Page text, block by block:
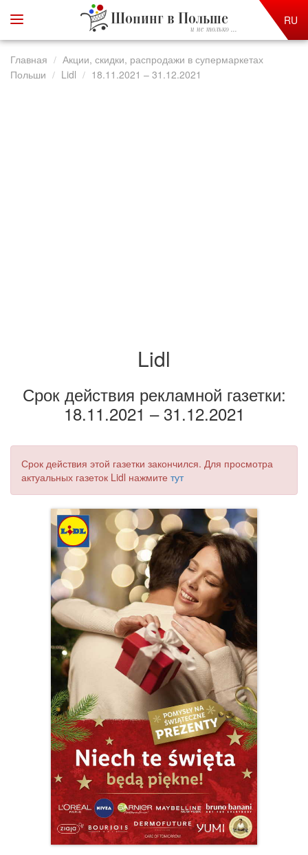
Шопинг в Польше
и не только ...
RU
Главная
Акции, скидки, распродажи в супермаркетах
Польши
Lidl 18.11.2021 – 31.12.2021
Lidl
Срок действия рекламной газетки:
18.11.2021 – 31.12.2021
Срок действия этой газетки закончился. Для просмотра
актуальных газеток Lidl нажмите тут